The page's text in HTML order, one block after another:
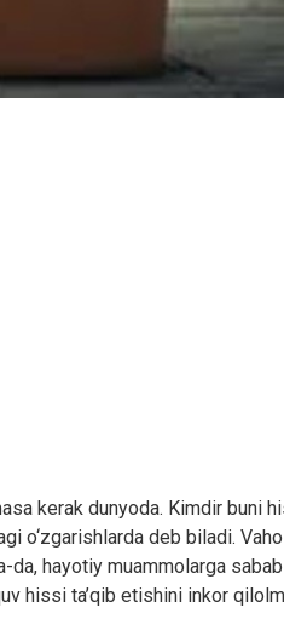
kerak dunyoda. Kimdir buni
o‘zgarishlarda deb biladi.
da, hayotiy muammolarga
hissi ta’qib etishini inkor